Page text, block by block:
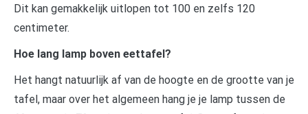
Dit kan gemakkelijk uitlopen tot 100 en zelfs 120
centimeter.
Hoe lang lamp boven eettafel?
Het hangt natuurlijk af van de hoogte en de grootte van je
tafel, maar over het algemeen hang je je lamp tussen de